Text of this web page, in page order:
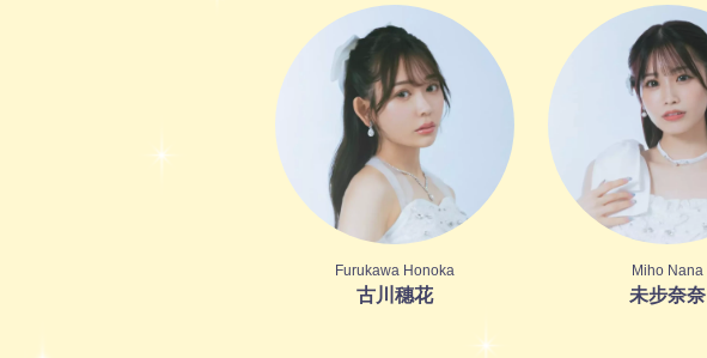
Furukawa Honoka
古川穗花
Miho Nana
未步奈奈